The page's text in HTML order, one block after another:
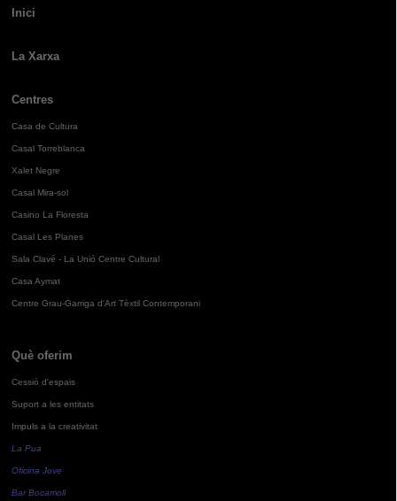
Inici
La Xarxa
Centres
Casa de Cultura
Casal Torreblanca
Xalet Negre
Casal Mira-sol
Casino La Floresta
Casal Les Planes
Sala Clavé - La Unió Centre Cultural
Casa Aymat
Centre Grau-Garriga d'Art Tèxtil Contemporani
Què oferim
Cessió d'espais
Suport a les entitats
Impuls a la creativitat
La Pua
Oficina Jove
Bar Bocamoll